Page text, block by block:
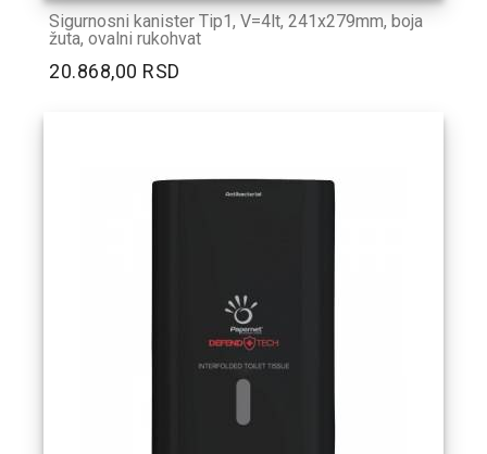
Sigurnosni kanister Tip1, V=4lt, 241x279mm, boja
žuta, ovalni rukohvat
20.868,00 RSD